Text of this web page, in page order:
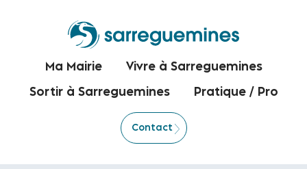
Ma Mairie Vivre à Sarreguemines
Sortir à Sarreguemines Pratique / Pro
Contact